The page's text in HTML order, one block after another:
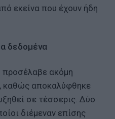
εκείνα που έχουν ήδη
δεδομένα
προσέλαβε ακόμη
καθώς αποκαλύφθηκε
σε τέσσερις. Δύο
διέμεναν επίσης